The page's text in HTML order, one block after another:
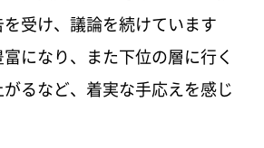
受け、議論を続けています
になり、また下位の層に行く
るなど、着実な手応えを感じ